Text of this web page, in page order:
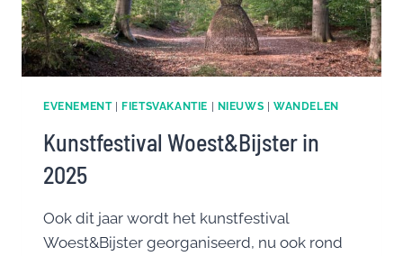
EVENEMENT|FIETSVAKANTIE | NIEUWS |WANDELEN
Kunstfestival Woest&Bijster in
2025
Ook dit jaar wordt het kunstfestival
Woest&Bijster georganiseerd, nu ook rond